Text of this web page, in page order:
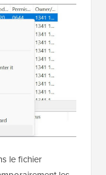
le fichier